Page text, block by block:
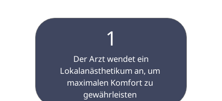
1
Lokalanästhetikum an, um
maximalen Komfort zu
gewährleisten